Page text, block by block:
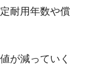
耐用年数や償
が減っていく